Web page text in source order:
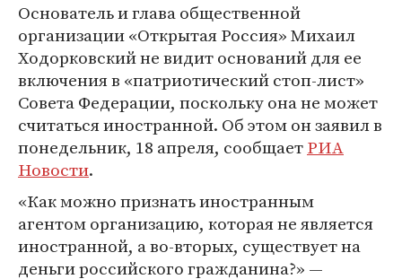
Основатель и глава общественной
организации «Открытая Россия» Михаил
Ходорковский не видит оснований для ее
включения в «патриотический стоп-лист»
Совета Федерации, поскольку она не может
считаться иностранной. Об этом он заявил в
понедельник, 18 апреля, сообщаетРИА
Новости.
«Как можно признать иностранным
агентом организацию, которая не является
иностранной, а во-вторых, существует на
деньги российского гражданина?» —